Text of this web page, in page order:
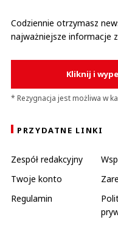
Codziennie otrzymasz
najważniejsze informacje
Kliknij i
* Rezygnacja jest możliwa w
PRZYDATNE LINKI
Zespół redakcyjny
Twoje konto
Regulamin